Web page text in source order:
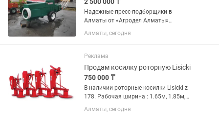
Надежные пресс-подборщики в
Алматы от «Агродел Алматы»
Компания «Агродел Алматы»
предлагает к продаже качественные и
подборщики для эффективной
заготовки сена, соломы и...
Алматы, сегодня
Реклама
Продам косилку роторную Lisicki
750 000 ₸
В наличии роторные косилки Lisicki z
178. Рабочая ширина : 1.65м, 1.85м,
2.6м. В Казахстане косилки работают
не первый год, на рынке можно найти
Алматы, сегодня